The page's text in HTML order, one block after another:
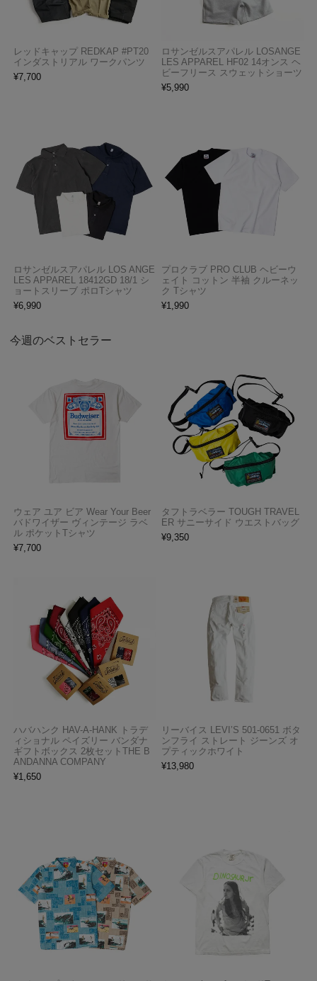
レッドキャップ REDKAP #PT20
インダストリアル ワークパンツ
¥7,700
ロサンゼルスアパレル LOSANGE
LES APPAREL HF02 14オンス ヘ
ビーフリース スウェットショーツ
¥5,990
ロサンゼルスアパレル LOS ANGE
LES APPAREL 18412GD 18/1 シ
ョートスリーブ ポロTシャツ
¥6,990
プロクラブ PRO CLUB ヘビーウ
ェイト コットン 半袖 クルーネッ
ク Tシャツ
¥1,990
今週のベストセラー
ウェア ユア ビア Wear Your Beer
バドワイザー ヴィンテージ ラベ
ル ポケットTシャツ
¥7,700
タフトラベラー TOUGH TRAVEL
ER サニーサイド ウエストバッグ
¥9,350
ハバハンク HAV-A-HANK トラデ
ィショナル ペイズリー バンダナ
ギフトボックス 2枚セットTHE B
ANDANNA COMPANY
¥1,650
リーバイス LEVI’S 501-0651 ボタ
ンフライ ストレート ジーンズ オ
プティックホワイト
¥13,980